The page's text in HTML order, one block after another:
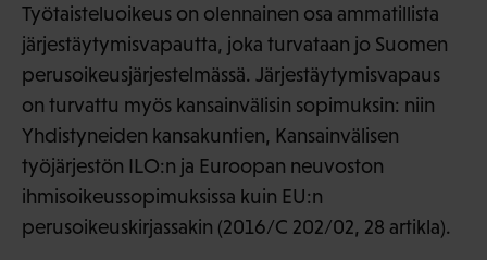
Työtaisteluoikeus on olennainen osa ammatillista
järjestäytymisvapautta, joka turvataan jo Suomen
perusoikeusjärjestelmässä. Järjestäytymisvapaus
on turvattu myös kansainvälisin sopimuksin: niin
Yhdistyneiden kansakuntien, Kansainvälisen
työjärjestön ILO:n ja Euroopan neuvoston
ihmisoikeussopimuksissa kuin EU:n
perusoikeuskirjassakin (2016/C 202/02, 28 artikla).